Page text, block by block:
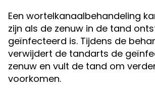
Een wortelkanaalbehandeling
zijn als de zenuw in de tand
geïnfecteerd is. Tijdens de
verwijdert de tandarts de
zenuw en vult de tand om
voorkomen.